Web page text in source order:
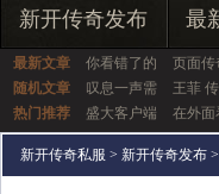
新开传奇发布 最
最新文章 你看错了的 页面传
随机文章
叹息一声需 王菲
热门推荐
盛大客户端 在外面
新开传奇私服 > 新开传奇发布